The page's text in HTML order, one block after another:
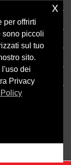
per offrirti
sono piccoli
sul tuo
sito.
l'uso dei
Privacy
x